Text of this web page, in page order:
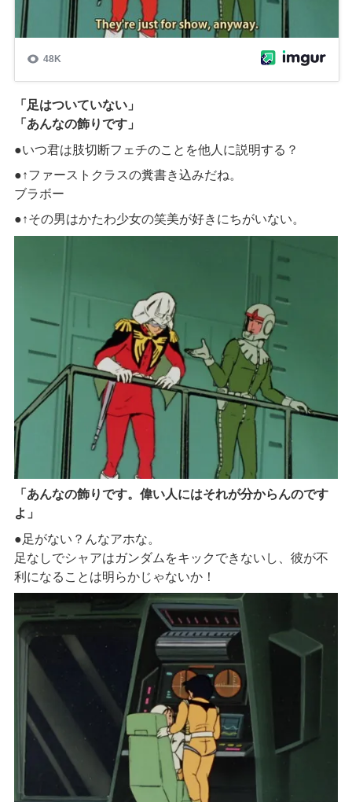
「足はついていない」
「あんなの飾りです」
●いつ君は肢切断フェチのことを他人に説明する？
●↑ファーストクラスの糞書き込みだね。
ブラボー
●↑その男はかたわ少女の笑美が好きにちがいない。
「あんなの飾りです。偉い人にはそれが分からんのです
よ」
●足がない？んなアホな。
足なしでシャアはガンダムをキックできないし、彼が不
利になることは明らかじゃないか！